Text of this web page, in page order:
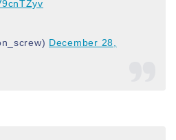
December 28,